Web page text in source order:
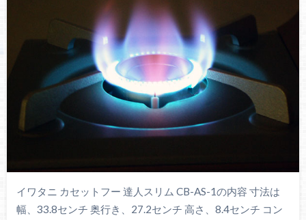
イワタニ カセットフー 達人スリム CB-AS-1の内容 寸法は
幅、33.8センチ 奥行き、27.2センチ 高さ、8.4センチ コン